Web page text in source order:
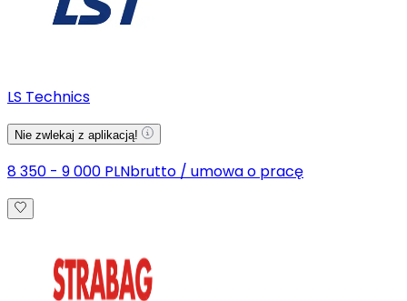
LS Technics
Nie zwlekaj z aplikacją!
8 350 - 9 000 PLNbrutto / umowa o pracę